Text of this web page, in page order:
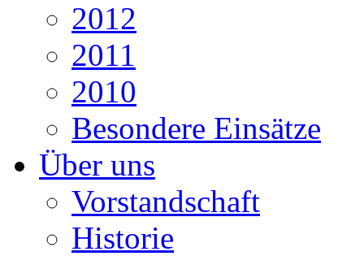
2012
2011
2010
Besondere Einsätze
Über uns
Vorstandschaft
Historie